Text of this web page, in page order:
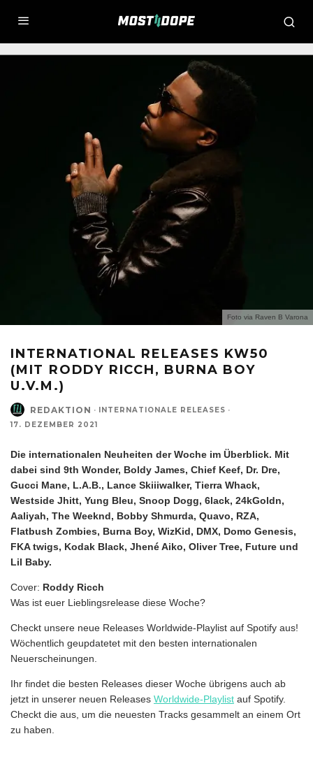
Foto via Raven B Varona
INTERNATIONAL RELEASES KW50
(MIT RODDY RICCH, BURNA BOY
U.V.M.)
REDAKTION · INTERNATIONALE RELEASES ·
17. DEZEMBER 2021
Die internationalen Neuheiten der Woche im Überblick. Mit
dabei sind 9th Wonder, Boldy James, Chief Keef, Dr. Dre,
Gucci Mane, L.A.B., Lance Skiiiwalker, Tierra Whack,
Westside Jhitt, Yung Bleu, Snoop Dogg, 6lack, 24kGoldn,
Aaliyah, The Weeknd, Bobby Shmurda, Quavo, RZA,
Flatbush Zombies, Burna Boy, WizKid, DMX, Domo Genesis,
FKA twigs, Kodak Black, Jhené Aiko, Oliver Tree, Future und
Lil Baby.
Cover: Roddy Ricch
Was ist euer Lieblingsrelease diese Woche?
Checkt unsere neue Releases Worldwide-Playlist auf Spotify aus!
Wöchentlich geupdatetet mit den besten internationalen
Neuerscheinungen.
Ihr findet die besten Releases dieser Woche übrigens auch ab
jetzt in unserer neuen Releases Worldwide-Playlist auf Spotify.
Checkt die aus, um die neuesten Tracks gesammelt an einem Ort
zu haben.